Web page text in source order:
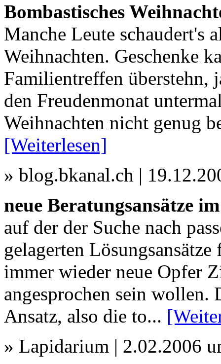
Bombastisches
Manche Leute schaudert's
Weihnachten. Geschenke
Familientreffen überstehn,
den Freudenmonat
Weihnachten nicht genug
[Weiterlesen]
» blog.bkanal.ch |
neue Beratungsansätze
auf der der Suche nach
gelagerten
immer wieder neue Opfer
angesprochen sein
Ansatz, also die to...
» Lapidarium | 2.02.2006